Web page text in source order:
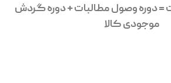
= دوره وصول مطالبات + دوره گردش
موجودی کالا